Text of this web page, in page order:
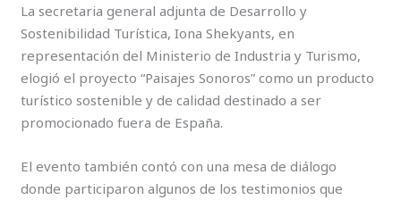
La secretaria general adjunta de Desarrollo y
Sostenibilidad Turística, Iona Shekyants, en
representación del Ministerio de Industria y Turismo,
elogió el proyecto “Paisajes Sonoros” como un producto
turístico sostenible y de calidad destinado a ser
promocionado fuera de España.
El evento también contó con una mesa de diálogo
donde participaron algunos de los testimonios que